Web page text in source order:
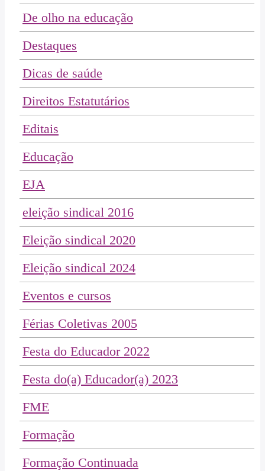
De olho na educação
Destaques
Dicas de saúde
Direitos Estatutários
Editais
Educação
EJA
eleição sindical 2016
Eleição sindical 2020
Eleição sindical 2024
Eventos e cursos
Férias Coletivas 2005
Festa do Educador 2022
Festa do(a) Educador(a) 2023
FME
Formação
Formação Continuada